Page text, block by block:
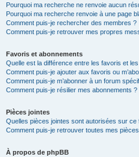
Pourquoi ma recherche ne renvoie aucun
Pourquoi ma recherche renvoie à une page
Comment puis-je rechercher des membres ?
Comment puis-je retrouver mes propres
Favoris et abonnements
Quelle est la différence entre les favoris et
Comment puis-je ajouter aux favoris ou
Comment puis-je m’abonner à un forum
Comment puis-je résilier mes abonnements ?
Pièces jointes
Quelles pièces jointes sont autorisées sur ce
Comment puis-je retrouver toutes mes
À propos de phpBB